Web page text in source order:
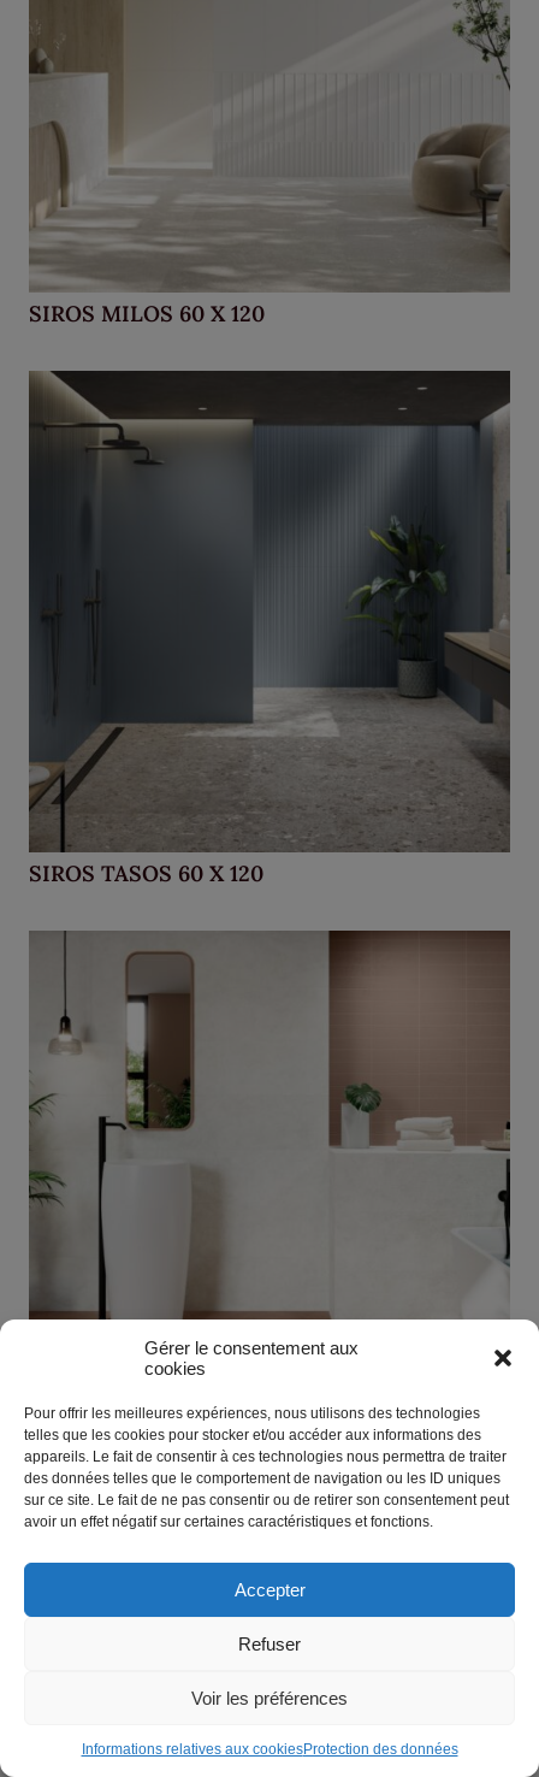
Gérer le consentement aux
cookies
Pour offrir les meilleures expériences, nous utilisons des technologies
telles que les cookies pour stocker et/ou accéder aux informations des
appareils. Le fait de consentir à ces technologies nous permettra de traiter
des données telles que le comportement de navigation ou les ID uniques
sur ce site. Le fait de ne pas consentir ou de retirer son consentement peut
avoir un effet négatif sur certaines caractéristiques et fonctions.
Accepter
Refuser
Voir les préférences
Informations relatives aux cookiesProtection des données
SIROS MILOS 60 X 120
SIROS TASOS 60 X 120
SURFACE BETON CIRE 60 X 120